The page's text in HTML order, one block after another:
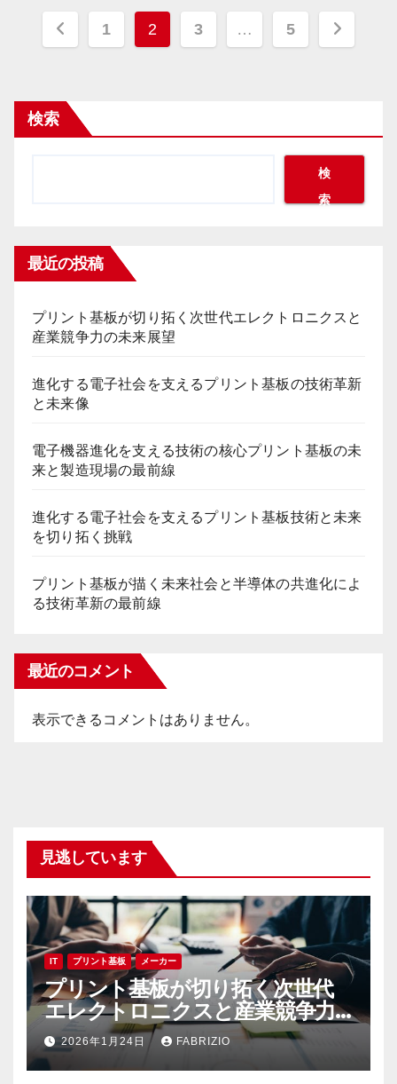
投
の
ペ
送
り
1 2 3 … 5
検索
検
索
最近の投稿
プリント基板が切り拓く次世代エレクトロニクスと
産業競争力の未来展望
進化する電子社会を支えるプリント基板の技術革新
と未来像
電子機器進化を支える技術の核心プリント基板の未
来と製造現場の最前線
進化する電子社会を支えるプリント基板技術と未来
を切り拓く挑戦
プリント基板が描く未来社会と半導体の共進化によ
る技術革新の最前線
最近のコメント
表示できるコメントはありません。
見逃しています
IT プリント基板 メーカー
プリント基板が切り拓く次世代
エレクトロニクスと産業競争力
の未来展望
2026年1月24日 FABRIZIO